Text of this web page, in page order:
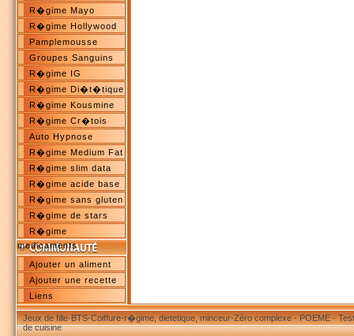
R�gime Mayo
R�gime Hollywood
Pamplemousse
Groupes Sanguins
R�gime IG
R�gime Di�t�tique
R�gime Kousmine
R�gime Cr�tois
Auto Hypnose
R�gime Medium Fat
R�gime slim data
R�gime acide base
R�gime sans gluten
R�gime de stars
R�gime
medicaments
Ajouter un aliment
Ajouter une recette
Liens
Jeux de fille-BTS-Coiffure-r�gime, dietetique, minceur-Zéro complexe-POEME-
de cuisine